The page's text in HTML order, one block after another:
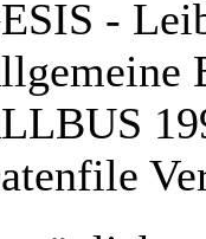
-